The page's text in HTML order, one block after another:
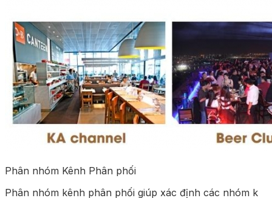
Phân nhóm Kênh Phân phối
Phân nhóm kênh phân phối giúp xác định các nhóm k